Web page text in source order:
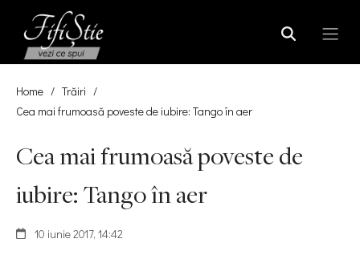
Home / Trăiri /
Cea mai frumoasă poveste de iubire: Tango în aer
Cea mai frumoasă poveste de
iubire: Tango în aer
10 iunie 2017, 14:42